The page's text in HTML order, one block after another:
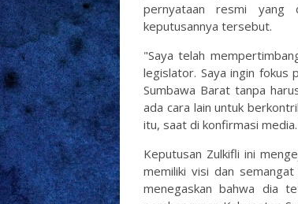
pernyataan resmi yang
keputusannya tersebut.
"Saya telah
legislator. Saya ingin fokus
Sumbawa Barat tanpa
ada cara lain untuk
itu, saat di konfirmasi
Keputusan Zulkifli ini
memiliki visi dan
menegaskan bahwa dia